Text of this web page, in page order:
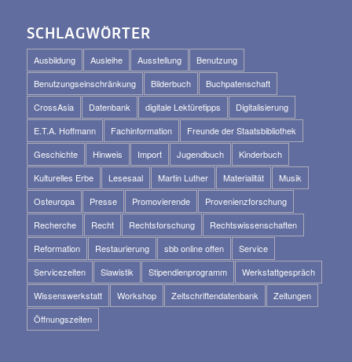
SCHLAGWÖRTER
Ausbildung Ausleihe Ausstellung
Benutzung
Benutzungseinschränkung
Bilderbuch
Buchpatenschaft
CrossAsia
Datenbank digitale Lektüretipps
Digitalisierung
E.T.A. Hoffmann
Fachinformation
Freunde der Staatsbibliothek
Geschichte
Hinweis Import Jugendbuch
Kinderbuch
Kulturelles Erbe
Lesesaal Martin Luther Materialität
Musik
Osteuropa
Presse Promovierende
Provenienzforschung
Recherche
Recht Rechtsforschung
Rechtswissenschaften
Reformation
Restaurierung sbb online offen
Service
Servicezeiten
Slawistik Stipendienprogramm
Werkstattgespräch
Wissenswerkstatt
Workshop Zeitschriftendatenbank
Zeitungen
Öffnungszeiten